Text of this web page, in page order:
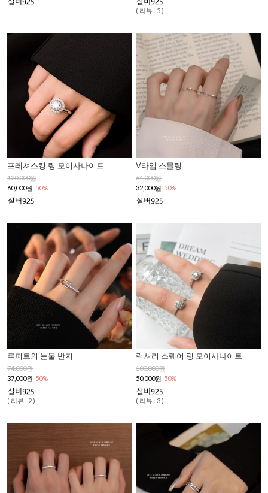
( 리뷰 : 5 )
프레셔스킹 링 모이사나이트
120,000원
60,000원 50%
V타입 스몰링
64,000원
32,000원 50%
루퍼트의 눈물 반지
74,000원
37,000원 50%
( 리뷰 : 2 )
럭셔리 스퀘어 링 모이사나이트
100,000원
50,000원 50%
( 리뷰 : 3 )